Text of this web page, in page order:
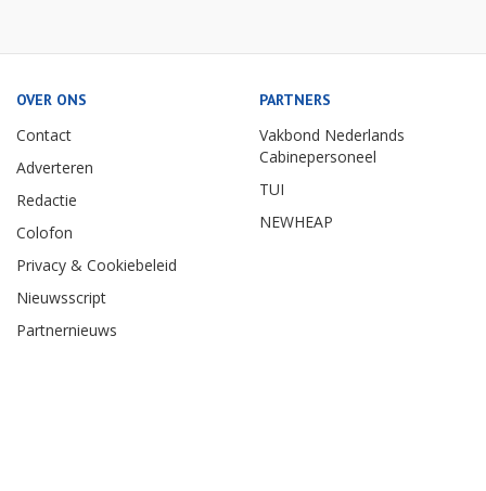
OVER ONS
Contact
Adverteren
Redactie
Colofon
Privacy & Cookiebeleid
Nieuwsscript
Partnernieuws
PARTNERS
Vakbond Nederlands
Cabinepersoneel
TUI
NEWHEAP